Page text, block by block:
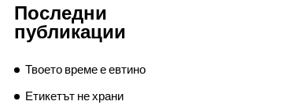
Последни
публикации
Твоето време е евтино
Етикетът не храни